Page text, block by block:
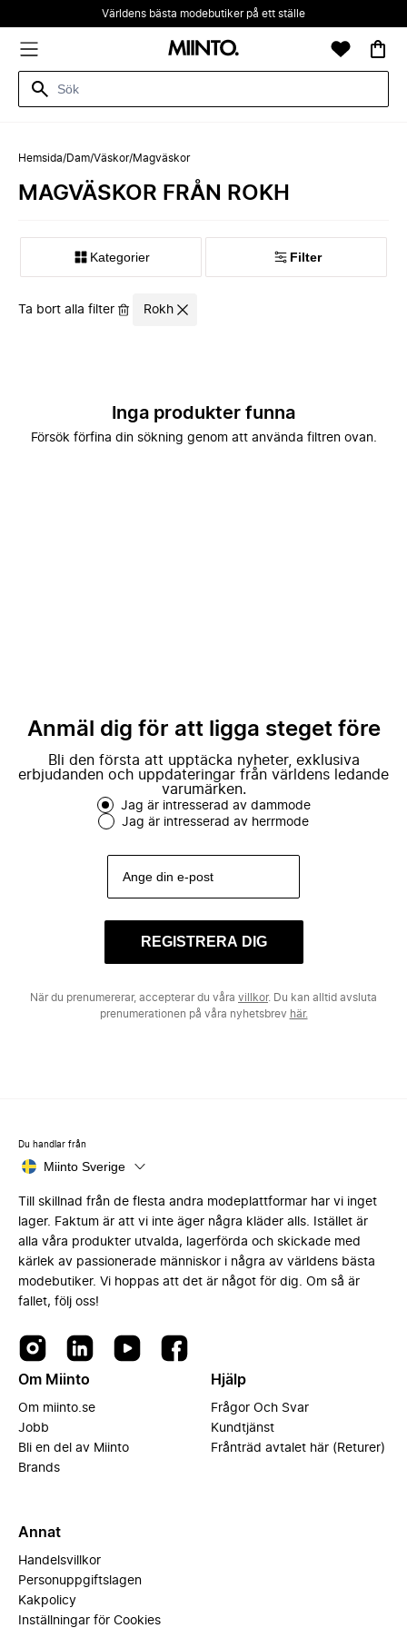
Världens bästa modebutiker på ett ställe
Hemsida/Dam/Väskor/Magväskor
MAGVÄSKOR FRÅN ROKH
Kategorier Filter
Ta bort alla filter Rokh
Inga produkter funna
Försök förfina din sökning genom att använda filtren ovan.
Anmäl dig för att ligga steget före
Bli den första att upptäcka nyheter, exklusiva
erbjudanden och uppdateringar från världens ledande
varumärken.
Jag är intresserad av dammode
Jag är intresserad av herrmode
REGISTRERA DIG
När du prenumererar, accepterar du våra villkor. Du kan alltid avsluta
prenumerationen på våra nyhetsbrev här.
Du handlar från
Miinto Sverige
Till skillnad från de flesta andra modeplattformar har vi inget
lager. Faktum är att vi inte äger några kläder alls. Istället är
alla våra produkter utvalda, lagerförda och skickade med
kärlek av passionerade människor i några av världens bästa
modebutiker. Vi hoppas att det är något för dig. Om så är
fallet, följ oss!
Om Miinto
Om miinto.se
Jobb
Bli en del av Miinto
Brands
Hjälp
Frågor Och Svar
Kundtjänst
Frånträd avtalet här (Returer)
Annat
Handelsvillkor
Personuppgiftslagen
Kakpolicy
Inställningar för Cookies